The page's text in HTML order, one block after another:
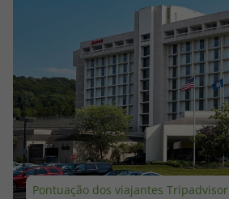
Promoções
Especialistas
Cheque Viagem
Rede de Lojas
Pontuação dos viajantes Tripadvisor